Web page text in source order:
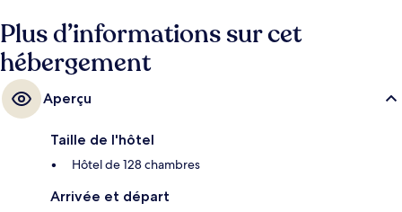
Plus d’informations sur cet
hébergement
Aperçu
Taille de l'hôtel
Hôtel de 128 chambres
Arrivée et départ